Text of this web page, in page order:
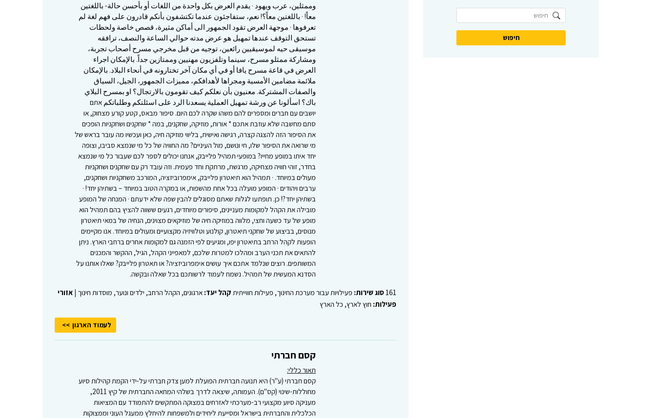
وممثلين، عرب ويهود · يقدم العرض بكل واحدة من اللغات أو بأحسن حالة- باللغتين
معاً! · باللغتين معاً؟! نعم، ستفاجئون عندما تكتشفون بأنكم قادرون على فهم لغة لم
تعرفوها · موجهة العرض تقود الجمهور الى أماكن مثيرة، قصص خاصة ولحظات
تستحق التوقف عندها تمهيل هو عرض مدته حوالي الساعة والنصف، ترافقه
موسيقى حيه لموسيقيين رائعين، توجيه من قبل مخرجي مسرح أصحاب تجربة،
ومشاركة ممثلو مسرح، سينما وتلفزيون مهنيين وممتازين جداً. بالإمكان اجراء
العرض في قاعة مسرح يافا أو في أي مكان آخر تختارونه في أنحاء البلاد. بالإمكان
ملائمة مضامين الأمسية ومجراها لأهدافكم، مميزات الجمهور، الجيل، السياق
والصفات المشتركة. معنيون بأن نعلكم كيف تقومون بالارتجال؟ او بمسرح البلاي
باك؟ اسألونا عن ورشة تمهيل العملية يسعدنا الرد على اسئلتكم وطلباتكم אתם
יושבים עם חברים ומספרים להם משהו שקרה לכם היום. סיפור מבאס, קטע קורע מצחוק, או
סתם מחשבה שלא עוזבת אתכם * אורות, מוזיקה, שחקנים, במה * שחקנים ושחקניות הופכים
את הסיפור הזה להצגה קצרה, רגישה ואישית, בליווי מוזיקה חיה, כאן ועכשיו מה עובר בראש של
מי שרואה את הסיפור שלו, חי ונושם, מול העיניים? מה החוויה של כל מי שנמצא סביבו, וצופה
יחד איתו במופע מחייו? במופעי תמהיל פלייבק, אנחנו יכולים לספר לכם שעבור כל מי שנמצא
בחדר, זוהי חוויה מצחיקה, מרגשת, מרתקת וחד פעמית. וזה עובד רק עם שחקנים ושחקניות
מעולים במיוחד. · תמהיל הוא תיאטרון פלייבק, אימפרוביזציה, המורכב משחקניות ושחקנים,
ערבים ויהודים · המופע מועלה בכל אחת מהשפות, או במקרה הטוב במיוחד – בשתיהן יחד! ·
בשתיהן יחד?! כן. תופתעו לגלות שאתם מסוגלים להבין שפה שלא ידעתם · המנחה של המופע
מובילה את הקהל למקומות מעניינים, סיפורים מיוחדים, רגעים ששווה להציץ בהם תמהיל הוא
מופע של עד כשעה וחצי, מלווה במוזיקה חיה של מוזיקאים מצוינים, הנחיה של במאי תיאטרון
מנוסים, בביצוע של שחקני תיאטרון, קולנוע וטלוויזיה מקצועיים ומעולים במיוחד. אנו מקיימים
הופעות לקהל הרחב בתיאטרון יפו, ומגיעים לפי הזמנה גם למקומות אחרים ברחבי הארץ. ניתן
להתאים את תכני הערב ומהלכו למטרות שלכם, למאפייני הקהל, הגיל, ההקשר והמכנים
המשותפים. רוצים שנלמד אתכם איך עושים אימפרוביזציה? או תאטרון פלייבק? שאלו אותנו על
הסדנא המעשית של תמהיל. נשמח לעמוד לרשותכם בכל שאלה ובקשה.
161סוג שירות: פעילויות עבור מערכת החינוך, פעילות חווייתית קהל יעד: ארגונים, הקהל הרחב, ילדים ונוער, מוסדות חינוך | אזורי
פעילות: חוץ לארץ, כל הארץ
לעמוד הארגון
קסם חברתי
תאור כללי:
קסם חברתי (ע"ר) היא תנועה חברתית הפועלת למען צדק חברתי על-ידי הקמת קהילות סיוע
מחוללות-שינוי (קס"ם). העמותה, שיצאה לדרך בשלהי המחאה החברתית של קיץ 2011,
מעניקה סיוע מקצועי רב-מערכתי לאזרחים במצוקה המתקשים להתמודד עם המציאות
הכלכלית והחברתית בישראל ומסייעת ליחידים ולמשפחות להיחלץ ממעגל העוני וממצוקות